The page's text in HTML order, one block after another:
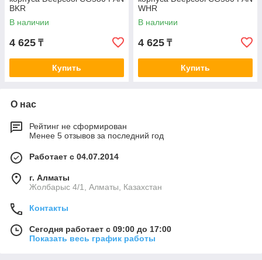
BKR
В наличии
4 625 ₸
Купить
WHR
В наличии
4 625 ₸
Купить
О нас
Рейтинг не сформирован
Менее 5 отзывов за последний год
Работает с 04.07.2014
г. Алматы
Жолбарыс 4/1, Алматы, Казахстан
Контакты
Сегодня работает с 09:00 до 17:00
Показать весь график работы